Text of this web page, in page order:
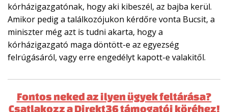
kórházigazgatónak, hogy aki kibeszél, az bajba kerül.
Amikor pedig a találkozójukon kérdőre vonta Bucsit, a
miniszter még azt is tudni akarta, hogy a
kórházigazgató maga döntött-e az egyezség
felrúgásáról, vagy erre engedélyt kapott-e valakitől.
Fontos neked az ilyen ügyek feltárása?
Csatlakozz a Direkt36 támogatói köréhez!